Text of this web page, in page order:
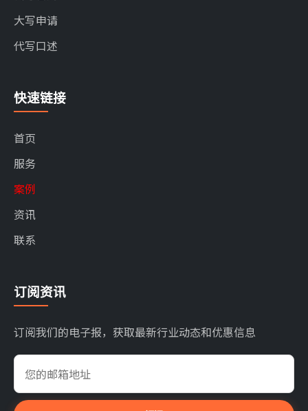
大写申请
代写口述
快速链接
首页
服务
案例
资讯
联系
订阅资讯
订阅我们的电子报，获取最新行业动态和优惠信息